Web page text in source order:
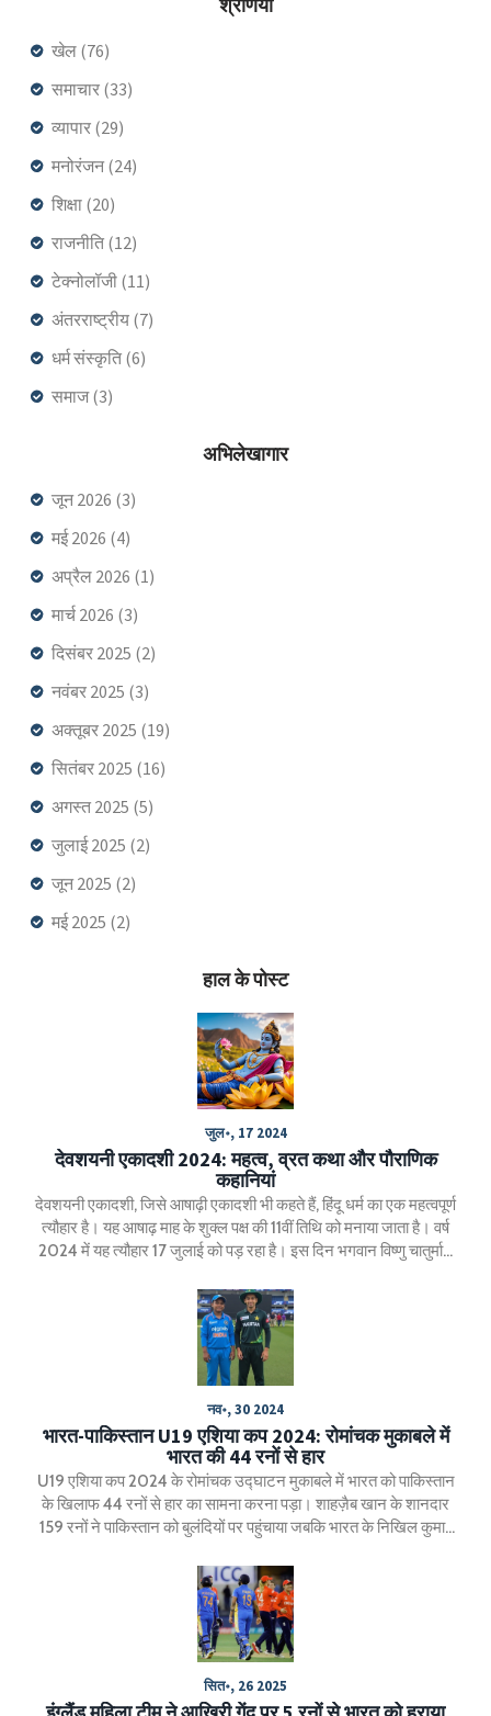
श्रेणियाँ
खेल (76)
समाचार (33)
व्यापार (29)
मनोरंजन(24)
शिक्षा (20)
राजनीति (12)
टेक्नोलॉजी (11)
अंतरराष्ट्रीय (7)
धर्म संस्कृति (6)
समाज(3)
अभिलेखागार
जून 2026 (3)
मई 2026 (4)
अप्रैल 2026 (1)
मार्च 2026 (3)
दिसंबर 2025 (2)
नवंबर 2025 (3)
अक्तूबर 2025 (19)
सितंबर 2025 (16)
अगस्त 2025 (5)
जुलाई 2025 (2)
जून 2025 (2)
मई 2025 (2)
हाल के पोस्ट
जुल॰, 17 2024
देवशयनी एकादशी 2024: महत्व, व्रत कथा और पौराणिक
कहानियां
देवशयनी एकादशी, जिसे आषाढ़ी एकादशी भी कहते हैं, हिंदू धर्म का एक महत्वपूर्ण
त्यौहार है। यह आषाढ़ माह के शुक्ल पक्ष की 11वीं तिथि को मनाया जाता है। वर्ष
2024 में यह त्यौहार 17 जुलाई को पड़ रहा है। इस दिन भगवान विष्णु चातुर्मास
मिटाने और मोक्ष की प्राप्ति के लिए महत्वपूर्ण माना गया है।
नव॰, 30 2024
भारत-पाकिस्तान U19 एशिया कप 2024: रोमांचक मुकाबले में
भारत की 44 रनों से हार
U19 एशिया कप 2024 के रोमांचक उद्घाटन मुकाबले में भारत को पाकिस्तान
के खिलाफ 44 रनों से हार का सामना करना पड़ा। शाहज़ैब खान के शानदार
159 रनों ने पाकिस्तान को बुलंदियों पर पहुंचाया जबकि भारत के निखिल कुमार
यह हार एक बड़़ा झटका साबित हुई। यह टूर्नामेंट युवा क्रिकेटरों के लिए प्रतिभा
प्रदर्शन का मंच है।
सित॰, 26 2025